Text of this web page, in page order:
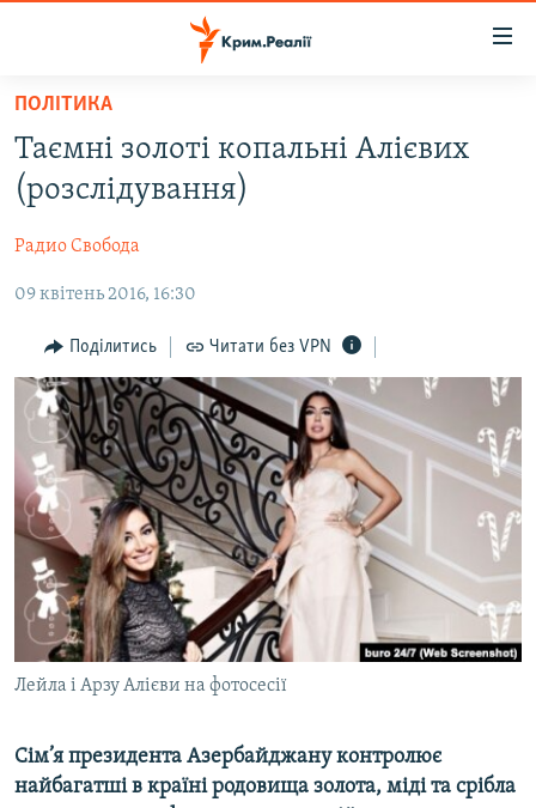
Перейти
основного
матеріалу
Перейти
до
навігації
Перейти
пошуку
ВОДА.КРИМ
ВІДЕО ТА ФОТО
ПОЛІТИКА
БЛОГИ
ПОГЛЯД
ІНТЕРВ'Ю
ВСЕ ЗА ДЕНЬ
СПЕЦПРОЕКТИ
ДЕПОРТАЦІЯ
ВІДЕОУРОКИ «ELIFBE»
СВІДЧЕННЯ ОКУПАЦІЇ
УКРАЇНСЬКА ПРОБЛЕМА КРИМУ
ІНФОГРАФІКА
ЯК ОБІЙТИ БЛОКУВАННЯ
Русский
Qırımtatar
ДОЛУЧАЙСЯ!
Усі сайти RFE/RL
ПОЛІТИКА
Таємні золоті копальні Алієвих
(розслідування)
Радио Свобода
09 квітень 2016, 16:30
Поділитись Читати без VPN
Лейла і Арзу Алієви на фотосесії
Сім’я президента Азербайджану контролює
найбагатші в країні родовища золота, міді та срібла